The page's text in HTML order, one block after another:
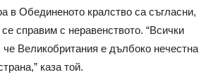
в Обединеното кралство са съгласни,
справим с неравенството. “Всички
че Великобритания е дълбоко нечестна
каза той.